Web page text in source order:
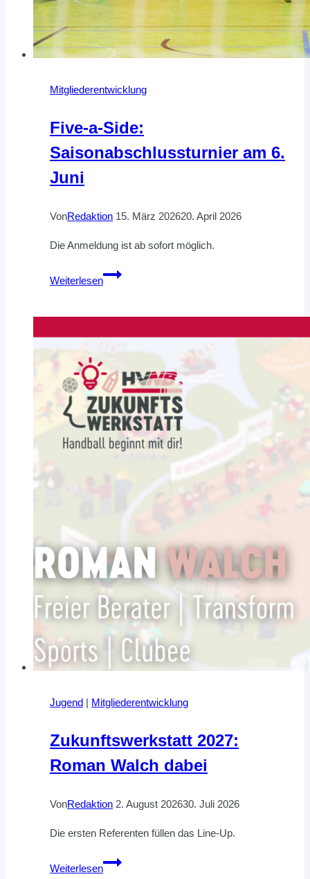
Mitgliederentwicklung
Five-a-Side:
Saisonabschlussturnier am 6.
Juni
VonRedaktion 15. März 202620. April 2026
Die Anmeldung ist ab sofort möglich.
Weiterlesen
Five-
6.
Juni
Jugend | Mitgliederentwicklung
Zukunftswerkstatt 2027:
Roman Walch dabei
VonRedaktion 2. August 202630. Juli 2026
Die ersten Referenten füllen das Line-Up.
Weiterlesen
Zukunftswerkstatt